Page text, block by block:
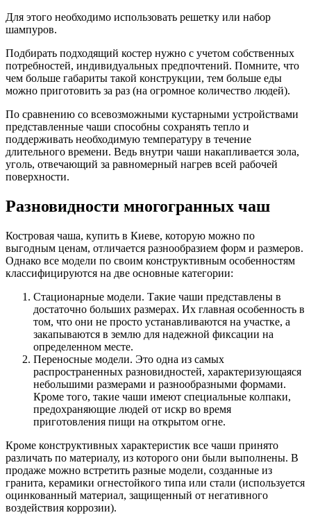
Для этого необходимо использовать решетку или набор
шампуров.
Подбирать подходящий костер нужно с учетом собственных
потребностей, индивидуальных предпочтений. Помните, что
чем больше габариты такой конструкции, тем больше еды
можно приготовить за раз (на огромное количество людей).
По сравнению со всевозможными кустарными устройствами
представленные чаши способны сохранять тепло и
поддерживать необходимую температуру в течение
длительного времени. Ведь внутри чаши накапливается зола,
уголь, отвечающий за равномерный нагрев всей рабочей
поверхности.
Разновидности многогранных чаш
Костровая чаша, купить в Киеве, которую можно по
выгодным ценам, отличается разнообразием форм и размеров.
Однако все модели по своим конструктивным особенностям
классифицируются на две основные категории:
Стационарные модели. Такие чаши представлены в
достаточно больших размерах. Их главная особенность в
том, что они не просто устанавливаются на участке, а
закапываются в землю для надежной фиксации на
определенном месте.
Переносные модели. Это одна из самых
распространенных разновидностей, характеризующаяся
небольшими размерами и разнообразными формами.
Кроме того, такие чаши имеют специальные колпаки,
предохраняющие людей от искр во время
приготовления пищи на открытом огне.
Кроме конструктивных характеристик все чаши принято
различать по материалу, из которого они были выполнены. В
продаже можно встретить разные модели, созданные из
гранита, керамики огнестойкого типа или стали (используется
оцинкованный материал, защищенный от негативного
воздействия коррозии).